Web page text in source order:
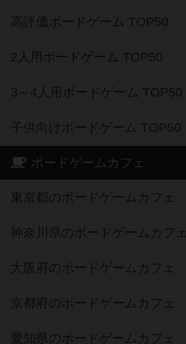
高評価ボードゲーム TOP50
2人用ボードゲーム TOP50
3～4人用ボードゲーム TOP50
子供向けボードゲーム TOP50
ボードゲームカフェ
東京都のボードゲームカフェ
神奈川県のボードゲームカフェ
大阪府のボードゲームカフェ
京都府のボードゲームカフェ
愛知県のボードゲームカフェ